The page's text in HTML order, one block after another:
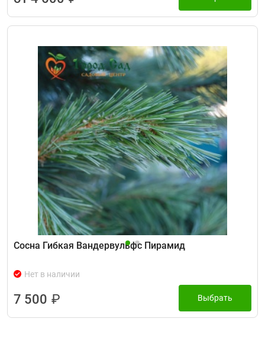
Сосна Гибкая Вандервульфс Пирамид
Нет в наличии
7 500 ₽ Выбрать